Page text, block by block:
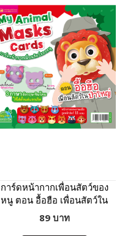
การ์ดหน้ากากเพื่อนสัตว์ของ
หนู ตอน อื้อฮือ เพื่อนสัตว์ใน
ป่าใหญ่
89 บาท